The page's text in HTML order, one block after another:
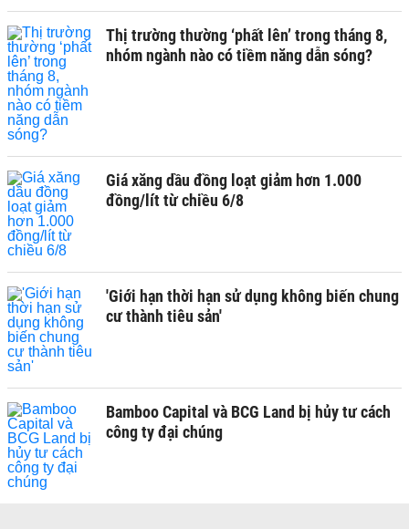
Thị trường thường ‘phất lên’ trong tháng 8,
nhóm ngành nào có tiềm năng dẫn sóng?
Giá xăng dầu đồng loạt giảm hơn 1.000
đồng/lít từ chiều 6/8
'Giới hạn thời hạn sử dụng không biến chung
cư thành tiêu sản'
Bamboo Capital và BCG Land bị hủy tư cách
công ty đại chúng